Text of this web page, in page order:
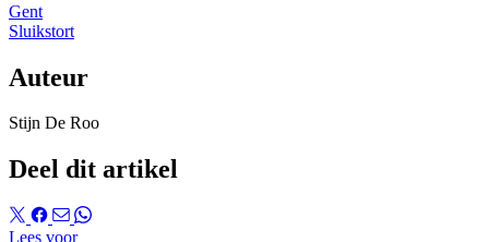
Gent
Sluikstort
Auteur
Stijn De Roo
Deel dit artikel
Lees voor